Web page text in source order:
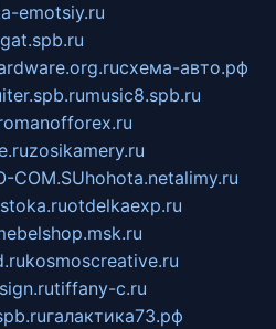
emotsiy.ru
схема-авто.рф
music8.spb.ru
zosikamery.ru
COM.SUhohota.netalimy.ru
otdelkaexp.ru
kosmoscreative.ru
tiffany-c.ru
галактика73.рф